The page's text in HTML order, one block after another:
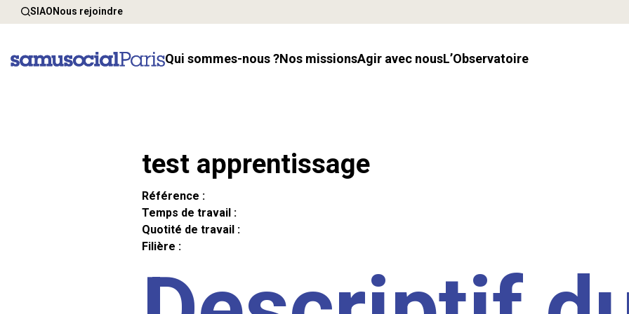
SIAONous rejoindre
Qui sommes-nous ? Nos missions Agir avec nous l’Observatoire
test apprentissage
Référence :
Temps de travail :
Quotité de travail :
Filière :